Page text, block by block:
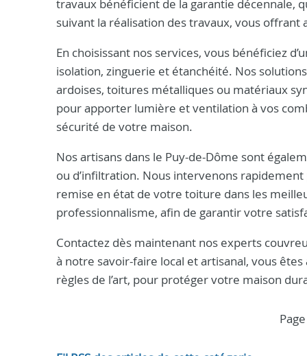
travaux bénéficient de la garantie décennale,
suivant la réalisation des travaux, vous offrant
En choisissant nos services, vous bénéficiez
isolation, zinguerie et étanchéité. Nos
ardoises, toitures métalliques ou matériaux
pour apporter lumière et ventilation à vos
sécurité de votre maison.
Nos artisans dans le Puy-de-Dôme sont
ou d’infiltration. Nous intervenons
remise en état de votre toiture dans les
professionnalisme, afin de garantir votre
Contactez dès maintenant nos experts
à notre savoir-faire local et artisanal, vous
règles de l’art, pour protéger votre maison